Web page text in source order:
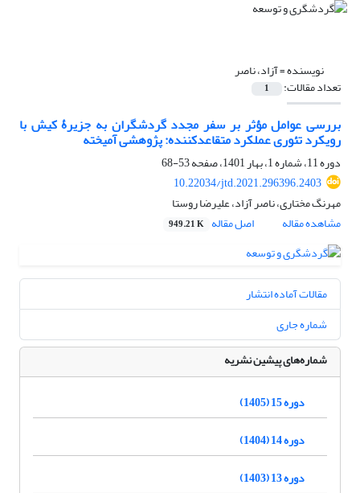
نویسنده =آزاد، ناصر
تعداد مقالات: 1
بررسی عوامل مؤثر بر سفر مجدد گردشگران به جزیرۀ کیش با
رویکرد تئوری عملکرد متقاعدکننده: پژوهشی آمیخته
دوره 11، شماره 1، بهار 1401، صفحه
53-68
10.22034/jtd.2021.296396.2403
مهرنگ مختاری، ناصر آزاد، علیرضا روستا
مشاهده مقاله
اصل مقاله 949.21 K
مقالات آماده انتشار
شماره جاری
شماره‌های پیشین نشریه
دوره 15 (1405)
دوره 14 (1404)
دوره 13 (1403)